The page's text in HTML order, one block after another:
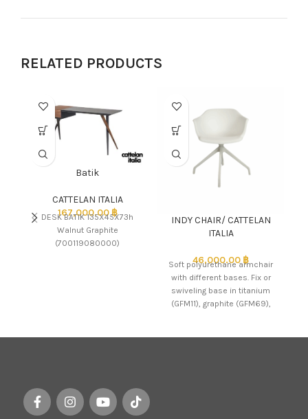
RELATED PRODUCTS
Batik
CATTELAN ITALIA
167,000.00฿
DESK BATIK 135X45X73h
Walnut Graphite
(700119080000)
INDY CHAIR/ CATTELAN
ITALIA
46,000.00 ฿
Soft polyurethane armchair
with different bases. Fix or
swiveling base in titanium
(GFM11), graphite (GFM69),